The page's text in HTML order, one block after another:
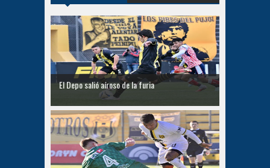
El Depo salió aíroso de la furia